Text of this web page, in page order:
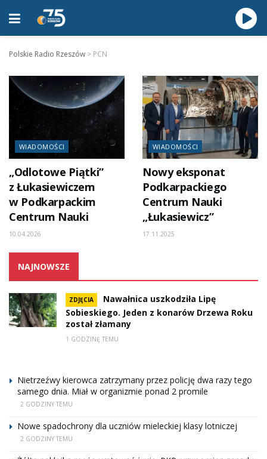
Polskie Radio Rzeszów > PCN
WIADOMOŚCI
„Odlotowe Piątki”
z Łukasiewiczem
w Podkarpackim
Centrum Nauki
10.04.2026
WIADOMOŚCI
Nowy eksponat
Podkarpackiego
Centrum Nauki
„Łukasiewicz”
17.11.2025
NAJNOWSZE
ZDJĘCIA
Nawałnica uszkodziła Lipę
Sobieskiego. Jeden z konarów Drzewa Roku
został złamany
1 GODZINĘ TEMU
Nietrzeźwy kierowca zatrzymany przez policję dwa razy tego
samego dnia. Miał w organizmie ponad 2 promile
2 GODZINY TEMU
Nowe spadochrony dla uczniów mieleckiej klasy lotniczej
2 GODZINY TEMU